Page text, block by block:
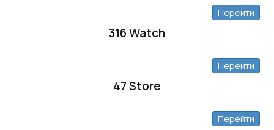
Перейти
316 Watch
Перейти
47 Store
Перейти